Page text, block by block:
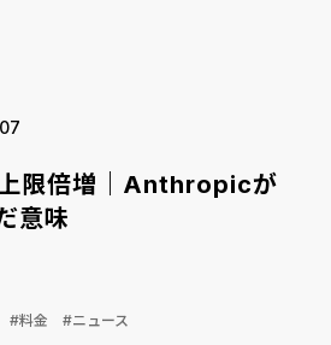
限倍増｜Anthropicが
意味
#料金 #ニュース